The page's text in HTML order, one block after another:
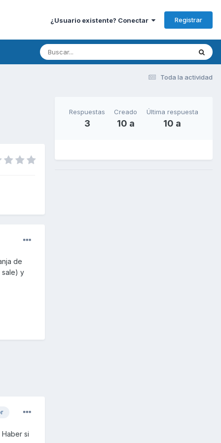
¿Usuario existente? Conectar Registrar
Toda la actividad
de
sale) y
si
Respuestas
3
Creado
10 a
Última respuesta
10 a